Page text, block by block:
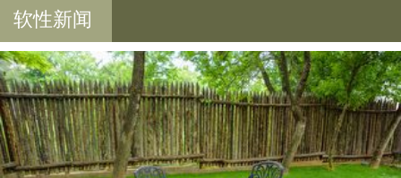
软性新闻